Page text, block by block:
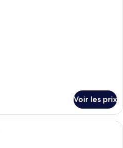
Voir les prix
Une chambre d’hôtel avec un